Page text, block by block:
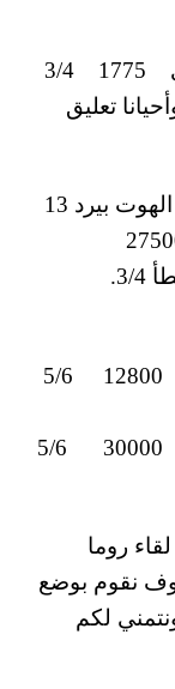
NSS-12 57E شرقا 11189 عمودي 1775 3/4
تعليق
قناة ZDF الألمانية على القمر الأوربي الهوت بيرد 13
11054 ومعدل الترميز 27500
4.
Turksat 1C 42 شرقا 11892 عمودي 12800 5/6
Turksat 1C 42 شرقا 11054 أفقي 30000 5/6
روما
اليوم الاربعاء 16-9-2015 سوف نقوم بوضع
لكم